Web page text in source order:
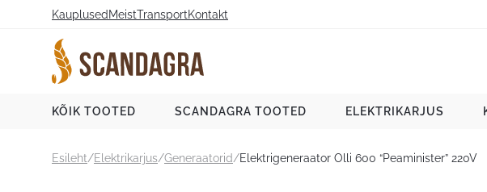
Kauplused MeistTransportKontakt
KÕIK TOOTED SCANDAGRA TOOTED ELEKTRIKARJUS
Esileht/Elektrikarjus/Generaatorid/Elektrigeneraator Olli 600 “Peaminister” 220V